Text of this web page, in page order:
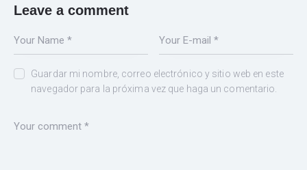
Leave a comment
Guardar mi nombre, correo electrónico y sitio web en este
navegador para la próxima vez que haga un comentario.